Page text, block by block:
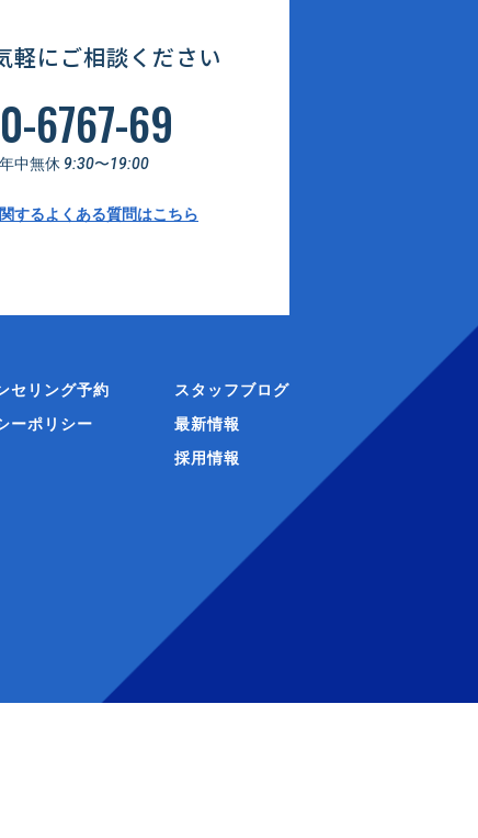
軽にご相談ください
6767-69
中無休 9:30〜19:00
するよくある質問はこちら
セリング予約
ーポリシー
スタッフブログ
最新情報
採用情報